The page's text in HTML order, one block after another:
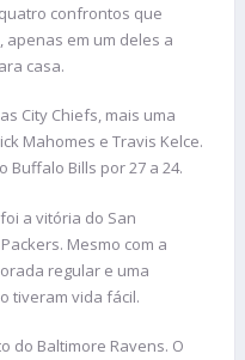
confrontos que
em um deles a
casa.
City Chiefs, mais uma
Mahomes e Travis Kelce.
Buffalo Bills por 27 a 24.
a vitória do San
Mesmo com a
regular e uma
tiveram vida fácil.
do Baltimore Ravens. O